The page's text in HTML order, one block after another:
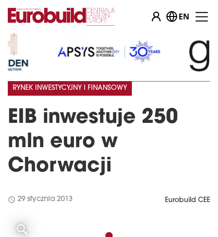
EN
EIB inwestuje 250
mln euro w
Chorwacji
RYNEK INWESTYCYJNY I FINANSOWY
schedule 29 stycznia 2013 Eurobuild CEE